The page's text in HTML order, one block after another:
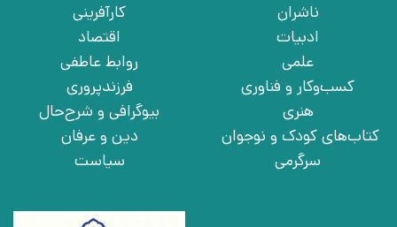
ناشران
ادبیات
علمی
کسب‌وکار و فناوری
هنری
کتاب‌های کودک و نوجوان
سرگرمی
کارآفرینی
اقتصاد
روابط عاطفی
فرزندپروری
بیوگرافی و شرح‌حال
دین و عرفان
سیاست